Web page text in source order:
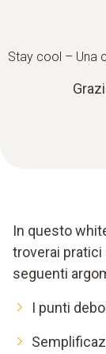
Stay cool – Una
In questo
troverai
seguenti
I punti